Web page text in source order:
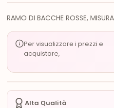
RAMO DI BACCHE ROSSE,
Per visualizzare i prezzi e
acquistare,
Alta Qualità